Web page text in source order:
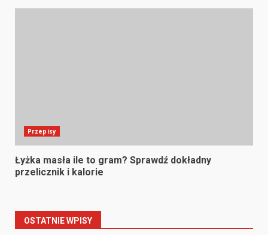
Przepisy
Łyżka masła ile to gram? Sprawdź dokładny
przelicznik i kalorie
OSTATNIE WPISY